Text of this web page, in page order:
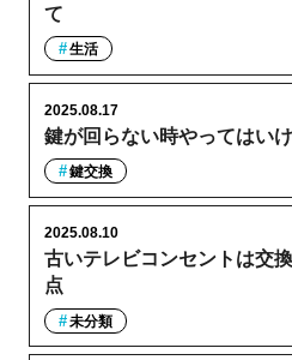
て
生活
鍵が回らない時やってはい
2025.08.17
鍵交換
古いテレビコンセントは交
点
2025.08.10
未分類